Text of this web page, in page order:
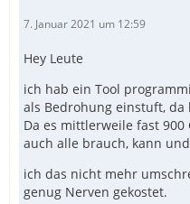
7. Januar 2021 um 12:59
Hey Leute
ich hab ein Tool
als Bedrohung einstuft, da
Da es mittlerweile fast
auch alle brauch, kann
ich das nicht mehr
genug Nerven gekostet.